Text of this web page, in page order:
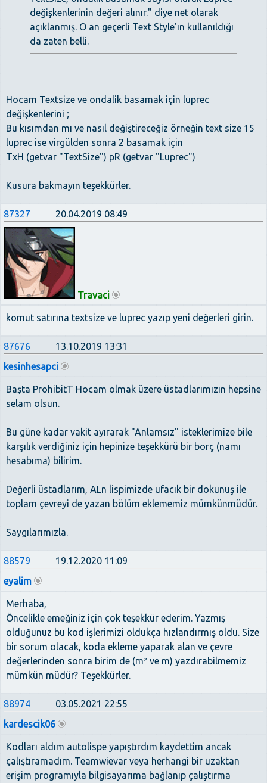
değişkenlerinin değeri alınır." diye net olarak
açıklanmış. O an geçerli Text Style'ın kullanıldığı
da zaten belli.
Hocam Textsize ve ondalik basamak için luprec
değişkenlerini ;
Bu kısımdan mı ve nasıl değiştireceğiz örneğin text size 15
luprec ise virgülden sonra 2 basamak için
TxH (getvar "TextSize") pR (getvar "Luprec")
Kusura bakmayın teşekkürler.
87327 20.04.2019 08:49
Travaci
komut satırına textsize ve luprec yazıp yeni değerleri girin.
87676
13.10.2019 13:31
kesinhesapci
Başta ProhibitT Hocam olmak üzere üstadlarımızın hepsine
selam olsun.
Bu güne kadar vakit ayırarak "Anlamsız" isteklerimize bile
karşılık verdiğiniz için hepinize teşekkürü bir borç (namı
hesabıma) bilirim.
Değerli üstadlarım, ALn lispimizde ufacık bir dokunuş ile
toplam çevreyi de yazan bölüm eklememiz mümkünmüdür.
Saygılarımızla.
88579
19.12.2020 11:09
eyalim
Merhaba,
Öncelikle emeğiniz için çok teşekkür ederim. Yazmış
olduğunuz bu kod işlerimizi oldukça hızlandırmış oldu. Size
bir sorum olacak, koda ekleme yaparak alan ve çevre
değerlerinden sonra birim de (m² ve m) yazdırabilmemiz
mümkün müdür? Teşekkürler.
88974
03.05.2021 22:55
kardescik06
Kodları aldım autolispe yapıştırdım kaydettim ancak
çalıştıramadım. Teamwievar veya herhangi bir uzaktan
erişim programıyla bilgisayarıma bağlanıp çalıştırma